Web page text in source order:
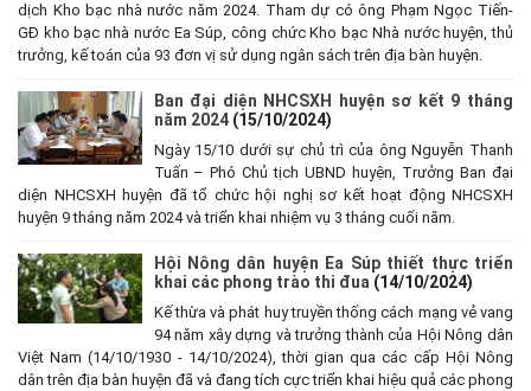
dịch Kho bạc nhà nước năm 2024. Tham dự có ông Phạm Ngọc Tiến-
GĐ kho bạc nhà nước Ea Súp, công chức Kho bạc Nhà nước huyện, thủ
trưởng, kế toán của 93 đơn vị sử dụng ngân sách trên địa bàn huyện.
Ban đại diện NHCSXH huyện sơ kết 9 tháng
năm 2024 (15/10/2024)
Ngày 15/10 dưới sự chủ trì của ông Nguyễn Thanh
Tuấn – Phó Chủ tịch UBND huyện, Trưởng Ban đại
diện NHCSXH huyện đã tổ chức hội nghị sơ kết hoạt động NHCSXH
huyện 9 tháng năm 2024 và triển khai nhiệm vụ 3 tháng cuối năm.
Hội Nông dân huyện Ea Súp thiết thực triển
khai các phong trào thi đua (14/10/2024)
Kế thừa và phát huy truyền thống cách mạng vẻ vang
94 năm xây dựng và trưởng thành của Hội Nông dân
Việt Nam (14/10/1930 - 14/10/2024), thời gian qua các cấp Hội Nông
dân trên địa bàn huyện đã và đang tích cực triển khai hiệu quả các phong
Kế hoạch Tổ chức lấy mẫu hài cốt liệt sĩ đối với các mộ chưa
xác định được thông tin trong nghĩa trang liệt sĩ trên địa bàn xã
Ea Súp để giám định AND
(06/08/2026)